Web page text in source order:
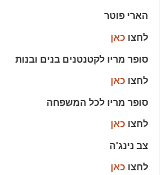
הארי פוטר
לחצו כאן
סופר מריו לקטנטנים בנים ובנות
לחצו כאן
סופר מריו לכל המשפחה
לחצו כאן
צב נינג'ה
לחצו כאן